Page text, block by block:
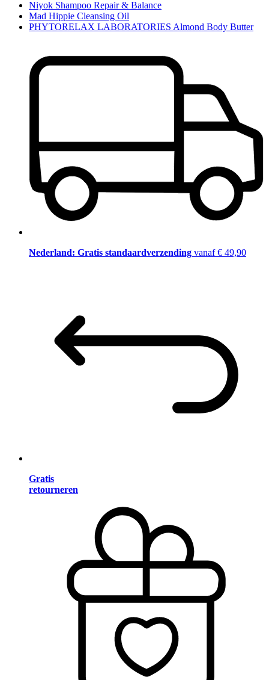
Niyok Shampoo Repair & Balance
Mad Hippie Cleansing Oil
PHYTORELAX LABORATORIES Almond Body Butter
Nederland: Gratis standaardverzending vanaf € 49,90
Gratis
retourneren